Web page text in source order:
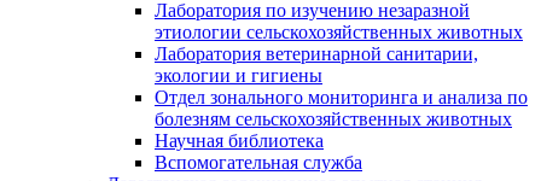
Лаборатория по изучению незаразной
этиологии сельскохозяйственных животных
Лаборатория ветеринарной санитарии,
экологии и гигиены
Отдел зонального мониторинга и анализа по
болезням сельскохозяйственных животных
Научная библиотека
Вспомогательная служба